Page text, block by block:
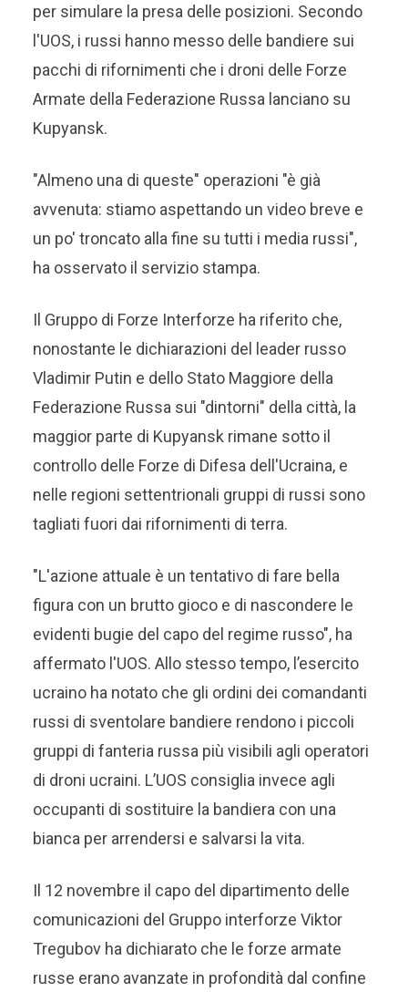
per simulare la presa delle posizioni. Secondo
l'UOS, i russi hanno messo delle bandiere sui
pacchi di rifornimenti che i droni delle Forze
Armate della Federazione Russa lanciano su
Kupyansk.
"Almeno una di queste" operazioni "è già
avvenuta: stiamo aspettando un video breve e
un po' troncato alla fine su tutti i media russi",
ha osservato il servizio stampa.
Il Gruppo di Forze Interforze ha riferito che,
nonostante le dichiarazioni del leader russo
Vladimir Putin e dello Stato Maggiore della
Federazione Russa sui "dintorni" della città, la
maggior parte di Kupyansk rimane sotto il
controllo delle Forze di Difesa dell'Ucraina, e
nelle regioni settentrionali gruppi di russi sono
tagliati fuori dai rifornimenti di terra.
"L'azione attuale è un tentativo di fare bella
figura con un brutto gioco e di nascondere le
evidenti bugie del capo del regime russo", ha
affermato l'UOS. Allo stesso tempo, l’esercito
ucraino ha notato che gli ordini dei comandanti
russi di sventolare bandiere rendono i piccoli
gruppi di fanteria russa più visibili agli operatori
di droni ucraini. L’UOS consiglia invece agli
occupanti di sostituire la bandiera con una
bianca per arrendersi e salvarsi la vita.
Il 12 novembre il capo del dipartimento delle
comunicazioni del Gruppo interforze Viktor
Tregubov ha dichiarato che le forze armate
russe erano avanzate in profondità dal confine